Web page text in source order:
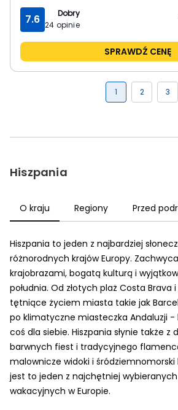
7.6
Dobry
24 opinie
SPRAWDŹ CENĘ
1 2 3
Hiszpania
O kraju Regiony Przed
Hiszpania to jeden z najbardziej
różnorodnych krajów Europy.
krajobrazami, bogatą kulturą i
południa. Od złotych plaż Costa Brava
tętniące życiem miasta takie jak
po klimatyczne miasteczka Andaluzji -
coś dla siebie. Hiszpania słynie także z
barwnych fiest i tradycyjnego
malownicze widoki i śródziemnomorski
jest to jeden z najchętniej
wakacyjnych w Europie.